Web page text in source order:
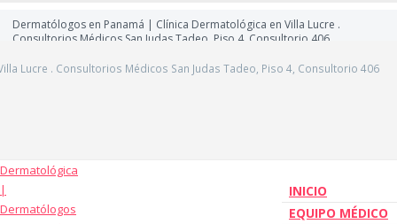
Dermatólogos en Panamá | Clínica Dermatológica en Villa Lucre .
Consultorios Médicos San Judas Tadeo, Piso 4, Consultorio 406
Lucre . Consultorios Médicos San Judas Tadeo, Piso 4, Consultorio 406
INICIO
EQUIPO MÉDICO